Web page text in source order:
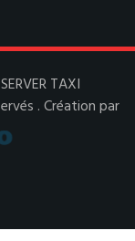
TAXI
. Création par